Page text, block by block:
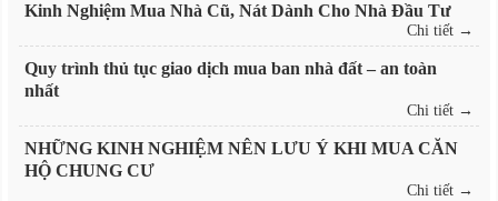
Kinh Nghiệm Mua Nhà Cũ, Nát Dành Cho Nhà Đầu Tư
Chi tiết →
Quy trình thủ tục giao dịch mua ban nhà đất – an toàn
nhất
Chi tiết →
NHỮNG KINH NGHIỆM NÊN LƯU Ý KHI MUA CĂN
HỘ CHUNG CƯ
Chi tiết →